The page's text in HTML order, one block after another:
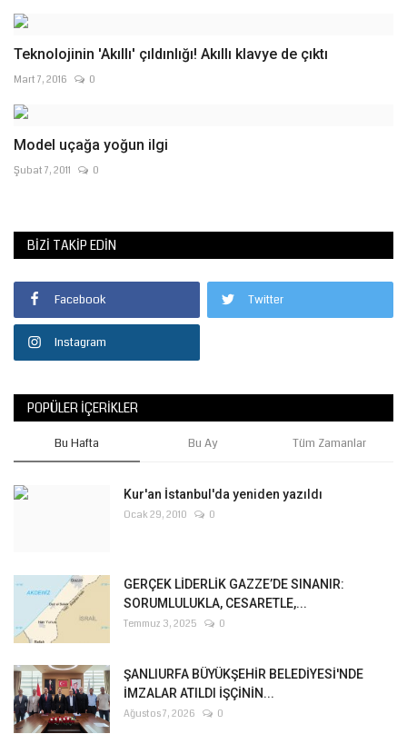
Teknolojinin 'Akıllı' çıldınlığı! Akıllı klavye de çıktı
Mart 7, 2016 0
Model uçağa yoğun ilgi
Şubat 7, 2011 0
BIZI TAKIP EDIN
Facebook Twitter
Instagram
POPÜLER İÇERIKLER
Bu Hafta Bu Ay Tüm Zamanlar
Kur'an İstanbul'da yeniden yazıldı
Ocak 29, 2010 0
GERÇEK LİDERLİK GAZZE’DE SINANIR:
SORUMLULUKLA, CESARETLE,...
Temmuz 3, 2025 0
ŞANLIURFA BÜYÜKŞEHİR BELEDİYESİ'NDE
İMZALAR ATILDI İŞÇİNİN...
Ağustos 7, 2026 0